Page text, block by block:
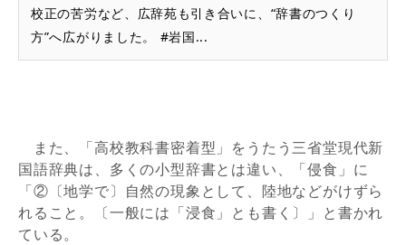
校正の苦労など、広辞苑も引き合いに、“辞書のつくり
方”へ広がりました。 #岩国...
また、「高校教科書密着型」をうたう三省堂現代新
国語辞典は、多くの小型辞書とは違い、「侵食」に
「②〔地学で〕自然の現象として、陸地などがけずら
れること。〔一般には「浸食」とも書く〕」と書かれ
ている。